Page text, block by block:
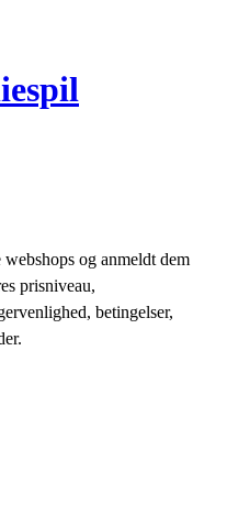
og anmeldt dem
prisniveau,
betingelser,